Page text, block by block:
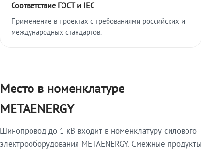
Соответствие ГОСТ и IEC
Применение в проектах с требованиями российских и
международных стандартов.
Место в номенклатуре
METAENERGY
Шинопровод до 1 кВ входит в номенклатуру силового
электрооборудования METAENERGY. Смежные продукты